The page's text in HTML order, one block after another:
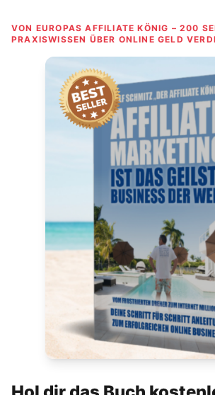
VON EUROPAS AFFILIATE KÖNIG – 200
PRAXISWISSEN ÜBER ONLINE GELD